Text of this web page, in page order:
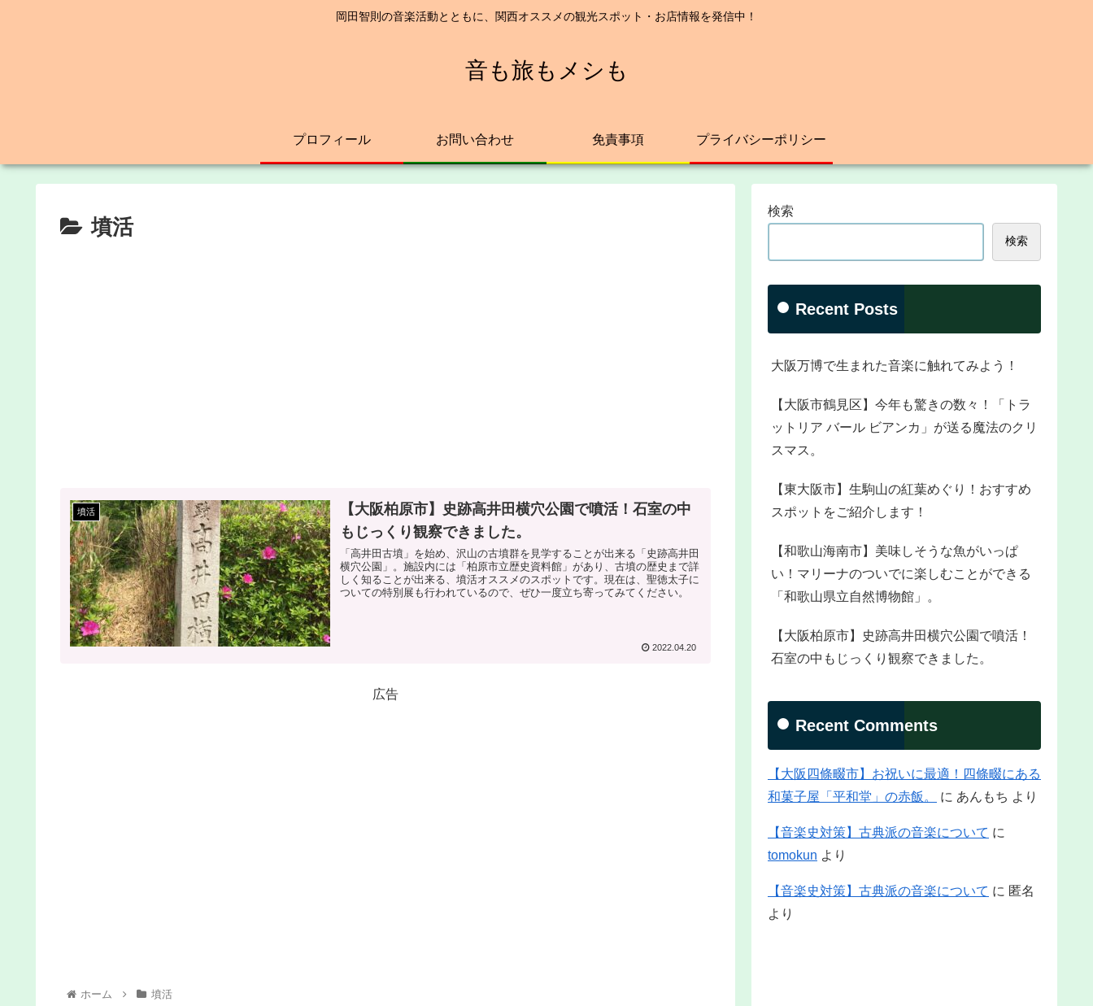
岡田智則の音楽活動とともに、関西オススメの観光スポット・お店情報を発信中！
音も旅もメシも
プロフィール お問い合わせ 免責事項 プライバシーポリシー
墳活
墳活
【大阪柏原市】史跡高井田横穴公園で噴活！石室の中
もじっくり観察できました。
「高井田古墳」を始め、沢山の古墳群を見学することが出来る「史跡高井田
横穴公園」。施設内には「柏原市立歴史資料館」があり、古墳の歴史まで詳
しく知ることが出来る、墳活オススメのスポットです。現在は、聖徳太子に
ついての特別展も行われているので、ぜひ一度立ち寄ってみてください。
2022.04.20
広告
ホーム 墳活
検索
検索
Recent Posts
大阪万博で生まれた音楽に触れてみよう！
【大阪市鶴見区】今年も驚きの数々！「トラ
ットリア バール ビアンカ」が送る魔法のクリ
スマス。
【東大阪市】生駒山の紅葉めぐり！おすすめ
スポットをご紹介します！
【和歌山海南市】美味しそうな魚がいっぱ
い！マリーナのついでに楽しむことができる
「和歌山県立自然博物館」。
【大阪柏原市】史跡高井田横穴公園で噴活！
石室の中もじっくり観察できました。
Recent Comments
【大阪四條畷市】お祝いに最適！四條畷にある
和菓子屋「平和堂」の赤飯。
に あんもち より
【音楽史対策】古典派の音楽について に
tomokun より
【音楽史対策】古典派の音楽について に 匿名
より